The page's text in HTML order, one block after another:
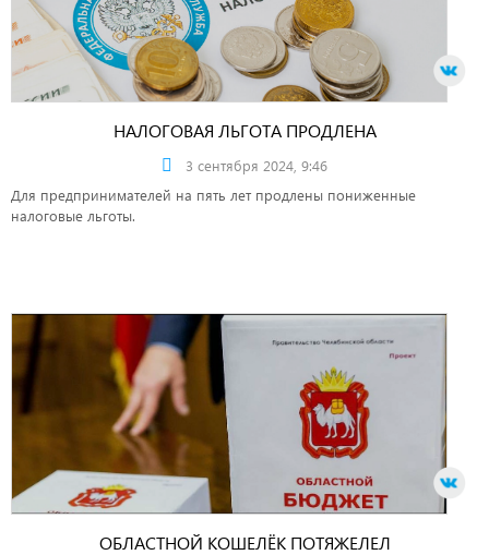
НАЛОГОВАЯ ЛЬГОТА ПРОДЛЕНА
3 сентября 2024, 9:46
Для предпринимателей на пять лет продлены пониженные
налоговые льготы.
ОБЛАСТНОЙ КОШЕЛЁК ПОТЯЖЕЛЕЛ